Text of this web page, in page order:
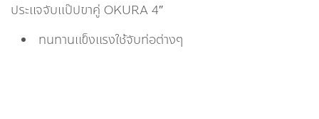
ประแจจับแป๊ปขาคู่ OKURA 4″
ทนทานเเข็งเเรงใช้จับท่อต่างๆ